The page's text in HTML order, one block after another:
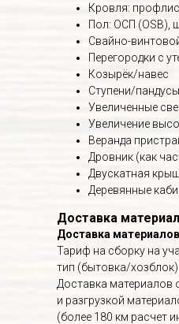
Кровля:
Пол: ОСП (OSB),
Свайно-
Перегородки с
Козырёк/навес
Ступени/пандусы
Увеличенные
Увеличение
Веранда
Дровник (как
Двускатная
Деревянные
Доставка
Доставка
Тариф на сборку на
тип (бытовка/
Доставка материалов
и разгрузкой
(более 180 км расчет